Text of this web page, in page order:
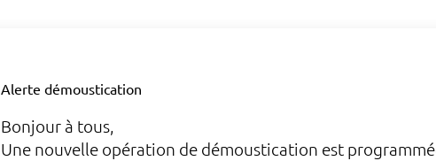
Alerte démoustication
Bonjour à tous,
Une nouvelle opération de démoustication est